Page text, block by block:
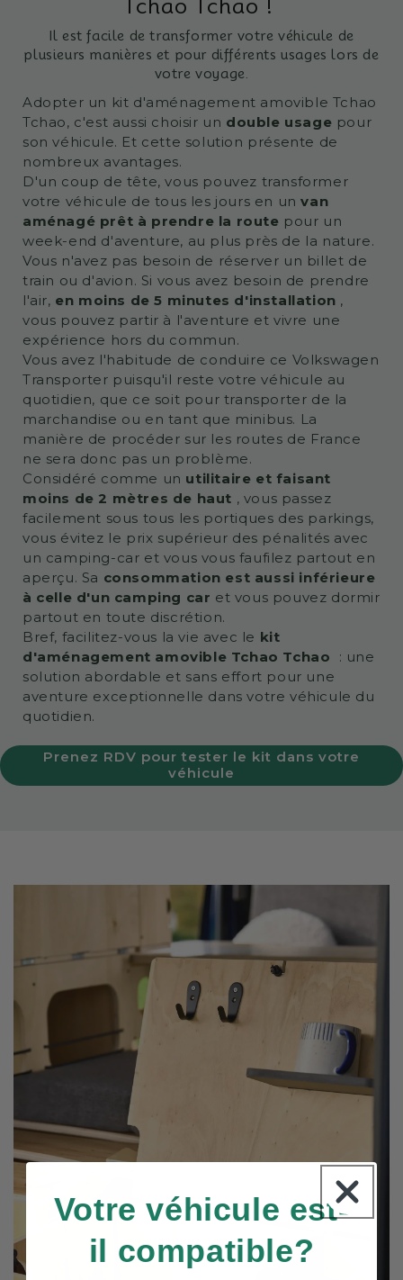
Tchao Tchao !
Il est facile de transformer votre véhicule de
plusieurs manières et pour différents usages lors de
votre voyage.
Adopter un kit d'aménagement amovible Tchao
Tchao, c'est aussi choisir un double usage pour
son véhicule. Et cette solution présente de
nombreux avantages.
D'un coup de tête, vous pouvez transformer
votre véhicule de tous les jours en unvan
aménagé prêt à prendre la route pour un
week-end d'aventure, au plus près de la nature.
Vous n'avez pas besoin de réserver un billet de
train ou d'avion. Si vous avez besoin de prendre
l'air, en moins de 5 minutes d'installation ,
vous pouvez partir à l'aventure et vivre une
expérience hors du commun.
Vous avez l'habitude de conduire ce Volkswagen
Transporter puisqu'il reste votre véhicule au
quotidien, que ce soit pour transporter de la
marchandise ou en tant que minibus. La
manière de procéder sur les routes de France
ne sera donc pas un problème.
Considéré comme un utilitaire et faisant
moins de 2 mètres de haut , vous passez
facilement sous tous les portiques des parkings,
vous évitez le prix supérieur des pénalités avec
un camping-car et vous vous faufilez partout en
aperçu. Sa consommation est aussi inférieure
à celle d'un camping car et vous pouvez dormir
partout en toute discrétion.
Bref, facilitez-vous la vie avec le kit
d'aménagement amovible Tchao Tchao
: une
solution abordable et sans effort pour une
aventure exceptionnelle dans votre véhicule du
quotidien.
Prenez RDV pour tester le kit dans votre
véhicule
Votre véhicule est-
il compatible?